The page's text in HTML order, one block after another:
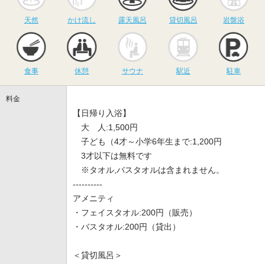
天然 かけ流し 露天風呂 貸切風呂 岩盤浴
食事 休憩
サウナ
サウナ 駅近 駐車
料金
【日帰り入浴】
大 人:1,500円
子ども（4才～小学6年生まで:1,200円
3才以下は無料です
※タオル,バスタオルは含まれません。
----------
アメニティ
・フェイスタオル:200円（販売）
・バスタオル:200円（貸出）
＜貸切風呂＞